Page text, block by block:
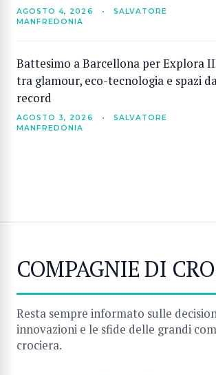
AGOSTO 4, 2026 •
SALVATORE
MANFREDONIA
Battesimo a Barcellona per Explora
tra glamour, eco-tecnologia e spazi
record
AGOSTO 3, 2026 •
SALVATORE
MANFREDONIA
COMPAGNIE DI
Resta sempre informato sulle
innovazioni e le sfide delle grandi
crociera.